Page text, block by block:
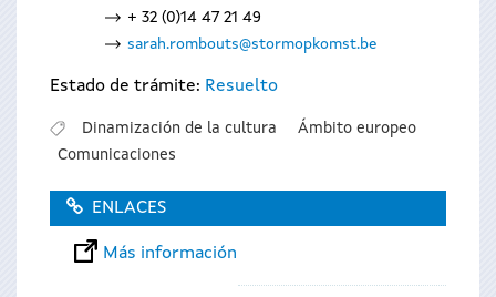
+ 32 (0)14 47 21 49
sarah.rombouts@stormopkomst.be
Estado de trámite: Resuelto
Dinamización de la cultura
Ámbito europeo
Comunicaciones
ENLACES
Más información